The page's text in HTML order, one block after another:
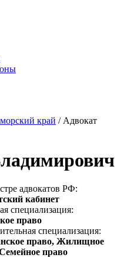
край / Адвокат
адвокатов РФ:
кабинет
специализация:
право
специализация:
право, Жилищное
право